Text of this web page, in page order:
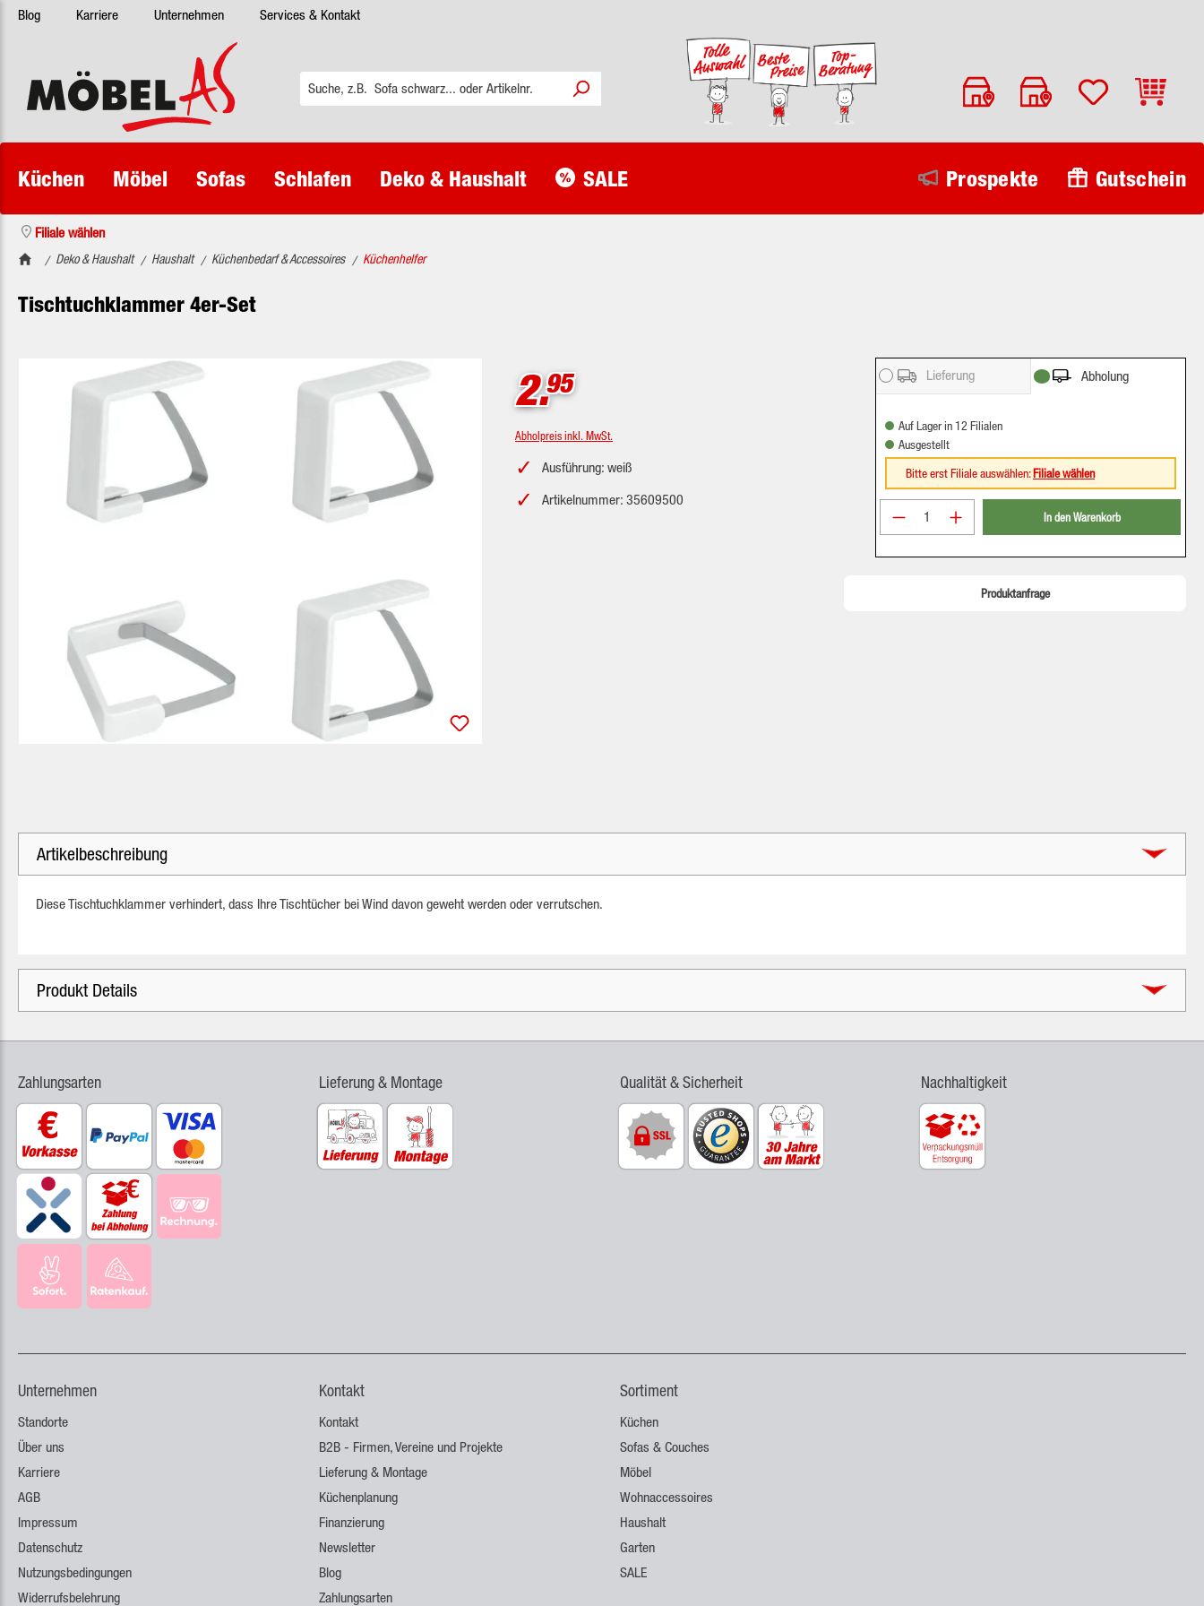
Hauptinhalt springen
Zur Suche springen
Zur Hauptnavigation springen
Blog Karriere Unternehmen Services & Kontakt
Küchen Möbel Sofas Schlafen Deko & Haushalt SALE Prospekte Gutschein
Filiale wählen
/ Deko & Haushalt / Haushalt / Küchenbedarf & Accessoires / Küchenhelfer
Tischtuchklammer 4er-Set
Bildergalerie überspringen 2.95
Abholpreis inkl. MwSt.
Ausführung: weiß
Artikelnummer: 35609500
Lieferung Abholung
Auf Lager in 12 Filialen
Ausgestellt
Bitte erst Filiale auswählen:Filiale wählen
Produkt Anzahl: Gib den gewünschten
In den Warenkorb
Produktanfrage
Artikelbeschreibung
Diese Tischtuchklammer verhindert, dass Ihre Tischtücher bei Wind davon geweht werden oder verrutschen.
Produkt Details
Zahlungsarten Lieferung & Montage Qualität & Sicherheit Nachhaltigkeit
Unternehmen
Standorte
Über uns
Karriere
AGB
Impressum
Datenschutz
Nutzungsbedingungen
Widerrufsbelehrung
Kontakt
Kontakt
B2B - Firmen, Vereine und Projekte
Lieferung & Montage
Küchenplanung
Finanzierung
Newsletter
Blog
Zahlungsarten
Sortiment
Küchen
Sofas & Couches
Möbel
Wohnaccessoires
Haushalt
Garten
SALE